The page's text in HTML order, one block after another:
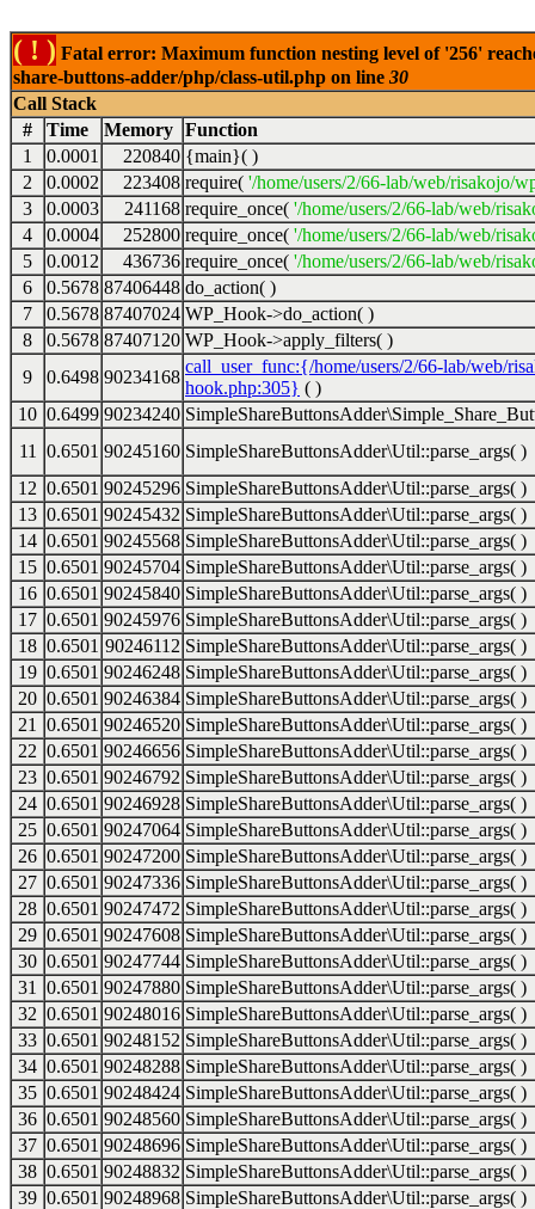
( ! ) Fatal error: Maximum function nesting level of '256'
share-buttons-adder/php/class-util.php on line 30
Call Stack
#
Time Memory Function
1
0.0001 220840 {main}( )
2
0.0002 223408 require( '/home/users/2/66-lab/web/risakojo/
3
0.0003 241168 require_once( '/home/users/2/66-lab/web/
4
0.0004 252800 require_once( '/home/users/2/66-lab/web/
5
0.0012 436736 require_once( '/home/users/2/66-lab/web/
6
0.5678 87406448 do_action( )
7
0.5678 87407024 WP_Hook->do_action( )
8
0.5678 87407120 WP_Hook->apply_filters( )
9
0.6498 90234168
call_user_func:{/home/users/2/66-lab/web/
hook.php:305} ( )
10 0.6499 90234240
11
0.6501 90245160 SimpleShareButtonsAdder\Util::parse_args( )
12 0.6501 90245296 SimpleShareButtonsAdder\Util::parse_args( )
13 0.6501 90245432 SimpleShareButtonsAdder\Util::parse_args( )
14 0.6501 90245568 SimpleShareButtonsAdder\Util::parse_args( )
15 0.6501 90245704 SimpleShareButtonsAdder\Util::parse_args( )
16 0.6501 90245840 SimpleShareButtonsAdder\Util::parse_args( )
17 0.6501 90245976 SimpleShareButtonsAdder\Util::parse_args( )
18 0.6501 90246112 SimpleShareButtonsAdder\Util::parse_args( )
19 0.6501 90246248 SimpleShareButtonsAdder\Util::parse_args( )
20 0.6501 90246384 SimpleShareButtonsAdder\Util::parse_args( )
21
0.6501 90246520 SimpleShareButtonsAdder\Util::parse_args( )
22 0.6501 90246656 SimpleShareButtonsAdder\Util::parse_args( )
23 0.6501 90246792 SimpleShareButtonsAdder\Util::parse_args( )
24 0.6501 90246928 SimpleShareButtonsAdder\Util::parse_args( )
25 0.6501 90247064 SimpleShareButtonsAdder\Util::parse_args( )
26 0.6501 90247200 SimpleShareButtonsAdder\Util::parse_args( )
27 0.6501 90247336 SimpleShareButtonsAdder\Util::parse_args( )
28 0.6501 90247472 SimpleShareButtonsAdder\Util::parse_args( )
29 0.6501 90247608 SimpleShareButtonsAdder\Util::parse_args( )
30 0.6501 90247744 SimpleShareButtonsAdder\Util::parse_args( )
31
0.6501 90247880 SimpleShareButtonsAdder\Util::parse_args( )
32 0.6501 90248016 SimpleShareButtonsAdder\Util::parse_args( )
33 0.6501 90248152 SimpleShareButtonsAdder\Util::parse_args( )
34 0.6501 90248288 SimpleShareButtonsAdder\Util::parse_args( )
35 0.6501 90248424 SimpleShareButtonsAdder\Util::parse_args( )
36 0.6501 90248560 SimpleShareButtonsAdder\Util::parse_args( )
37 0.6501 90248696 SimpleShareButtonsAdder\Util::parse_args( )
38 0.6501 90248832 SimpleShareButtonsAdder\Util::parse_args( )
39 0.6501 90248968 SimpleShareButtonsAdder\Util::parse_args( )